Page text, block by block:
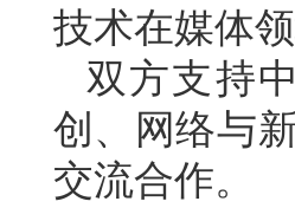
技术在媒体
双方支持
创、网络与
交流合作。